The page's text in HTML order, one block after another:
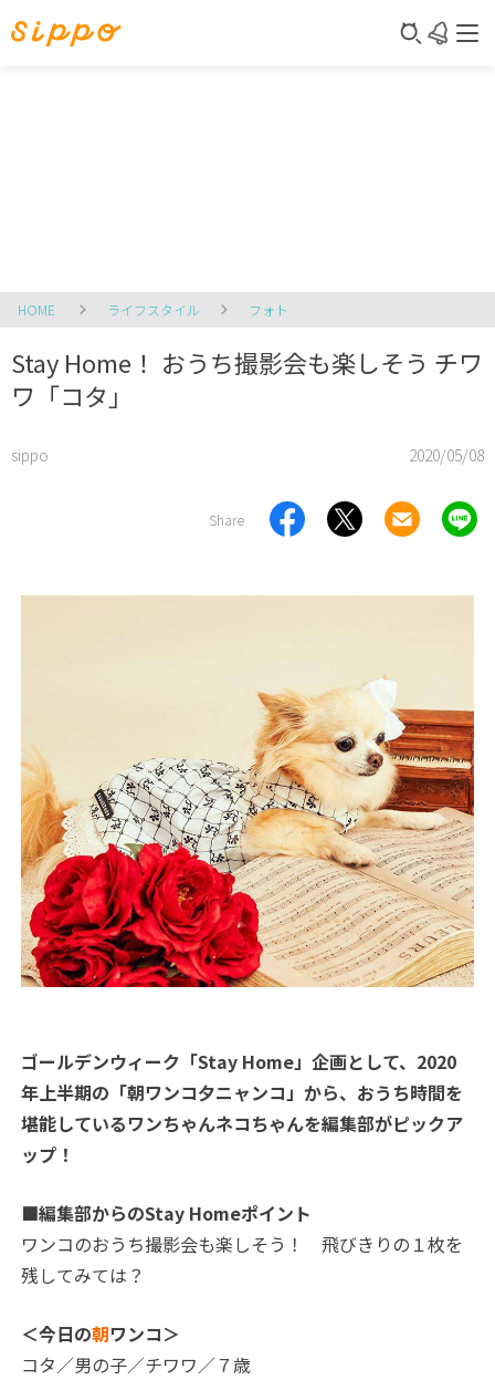
HOME ライフスタイル フォト
Stay Home！ おうち撮影会も楽しそう チワ
ワ「コタ」
sippo 2020/05/08
Share
ゴールデンウィーク「Stay Home」企画として、2020
年上半期の「朝ワンコ夕ニャンコ」から、おうち時間を
堪能しているワンちゃんネコちゃんを編集部がピックア
ップ！
■編集部からのStay Homeポイント
ワンコのおうち撮影会も楽しそう！ 飛びきりの１枚を
残してみては？
＜今日の朝ワンコ＞
コタ／男の子／チワワ／７歳